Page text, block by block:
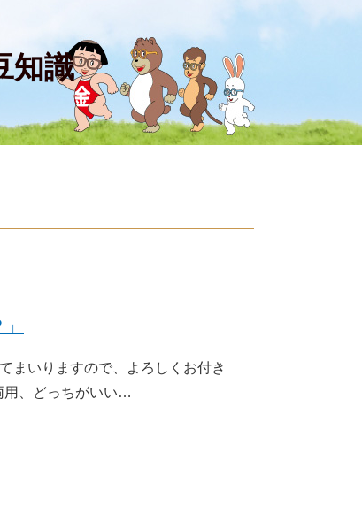
知識
まいりますので、よろしくお付き
用、どっちがいい…